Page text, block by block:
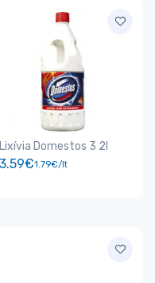
Lixívia Domestos 3 2l
3.59€1.79€/lt